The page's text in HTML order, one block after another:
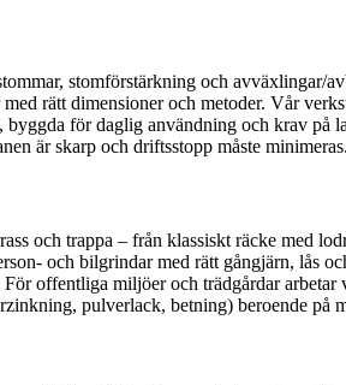
stomförstärkning och
rätt dimensioner och metoder. Vår
för daglig användning och krav
är skarp och driftsstopp måste
och trappa – från klassiskt räcke med
och bilgrindar med rätt gångjärn, lås
offentliga miljöer och trädgårdar
pulverlack, betning) beroende på